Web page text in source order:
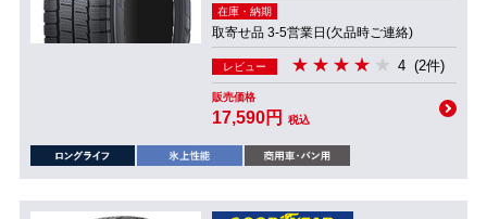
在庫・納期
取寄せ品 3-5営業日(欠品時ご連絡)
レビュー 4 (2件)
販売価格
17,590円 税込